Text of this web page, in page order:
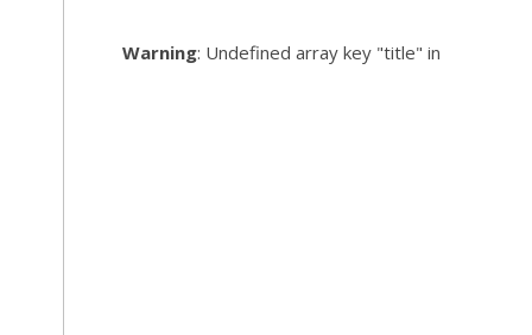
Warning: Undefined array key "title" in